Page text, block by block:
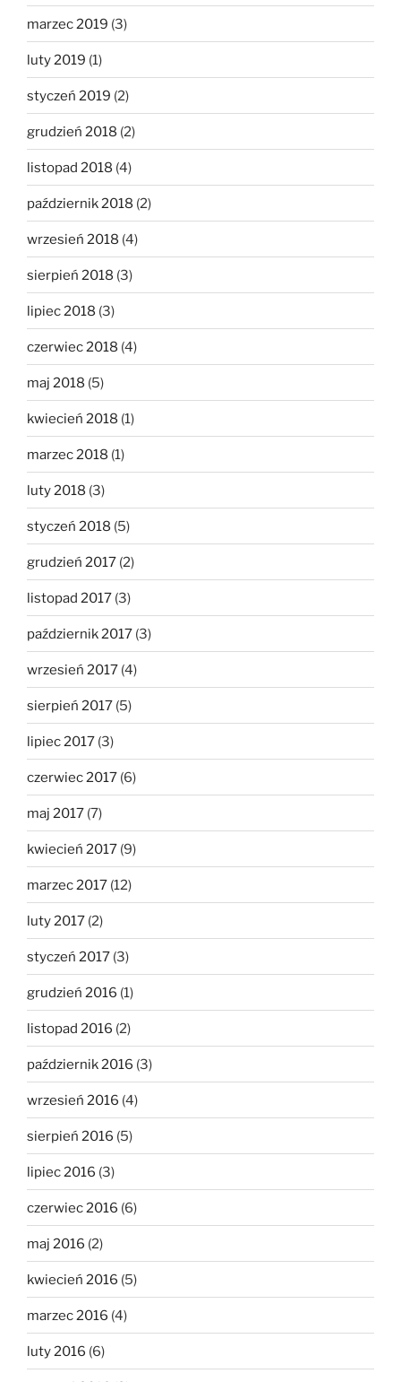
marzec 2019 (3)
luty 2019 (1)
styczeń 2019 (2)
grudzień 2018 (2)
listopad 2018 (4)
październik 2018 (2)
wrzesień 2018 (4)
sierpień 2018 (3)
lipiec 2018 (3)
czerwiec 2018 (4)
maj 2018 (5)
kwiecień 2018 (1)
marzec 2018 (1)
luty 2018 (3)
styczeń 2018 (5)
grudzień 2017 (2)
listopad 2017 (3)
październik 2017 (3)
wrzesień 2017 (4)
sierpień 2017 (5)
lipiec 2017 (3)
czerwiec 2017 (6)
maj 2017 (7)
kwiecień 2017 (9)
marzec 2017 (12)
luty 2017 (2)
styczeń 2017 (3)
grudzień 2016 (1)
listopad 2016 (2)
październik 2016 (3)
wrzesień 2016 (4)
sierpień 2016 (5)
lipiec 2016 (3)
czerwiec 2016 (6)
maj 2016 (2)
kwiecień 2016 (5)
marzec 2016 (4)
luty 2016 (6)